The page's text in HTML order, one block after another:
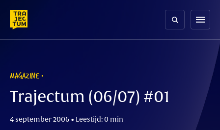
content
menu
MAGAZINE
Trajectum (06/07) #01
4 september 2006 • Leestijd: 0 min